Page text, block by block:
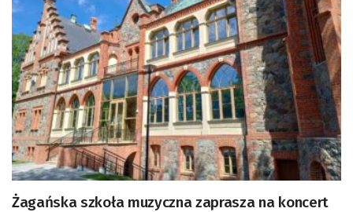
Żagańska szkoła muzyczna zaprasza na koncert